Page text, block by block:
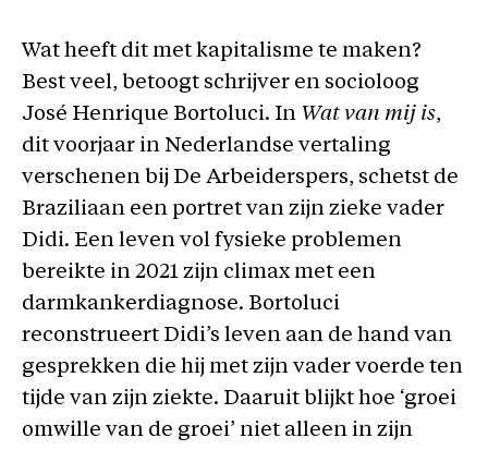
Wat heeft dit met kapitalisme te maken?
Best veel, betoogt schrijver en socioloog
José Henrique Bortoluci. In Wat van mij is,
dit voorjaar in Nederlandse vertaling
verschenen bij De Arbeiderspers, schetst de
Braziliaan een portret van zijn zieke vader
Didi. Een leven vol fysieke problemen
bereikte in 2021 zijn climax met een
darmkankerdiagnose. Bortoluci
reconstrueert Didi’s leven aan de hand van
gesprekken die hij met zijn vader voerde ten
tijde van zijn ziekte. Daaruit blijkt hoe ‘groei
omwille van de groei’ niet alleen in zijn